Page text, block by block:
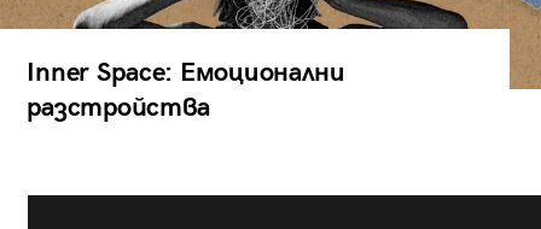
Inner Space: Емоционални
разстройства